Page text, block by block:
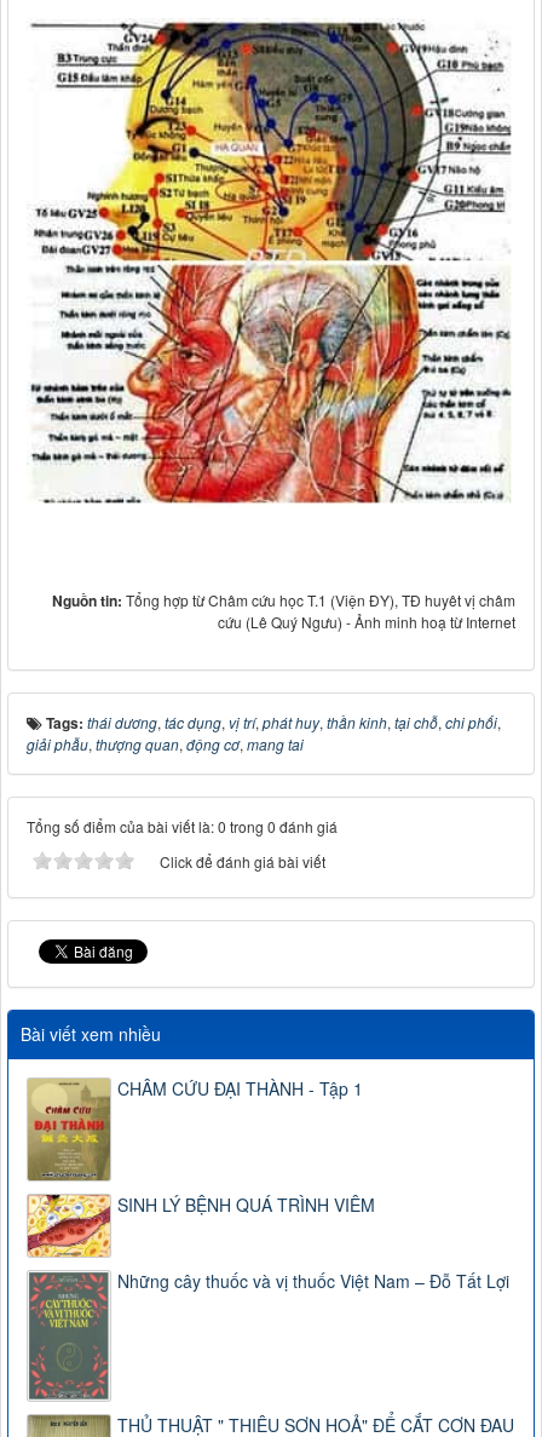
Nguồn tin: Tổng hợp từ Châm cứu học T.1 (Viện ĐY), TĐ huyêt vị châm
cứu (Lê Quý Ngưu) - Ảnh minh hoạ từ Internet
Tags: thái dương, tác dụng, vị trí, phát huy, thần kinh, tại chỗ, chi phối,
giải phẫu, thượng quan, động cơ, mang tai
Tổng số điểm của bài viết là: 0 trong 0 đánh giá
Click để đánh giá bài viết
Bài viết xem nhiều
CHÂM CỨU ĐẠI THÀNH - Tập 1
SINH LÝ BỆNH QUÁ TRÌNH VIÊM
Những cây thuốc và vị thuốc Việt Nam – Đỗ Tất Lợi
THỦ THUẬT " THIÊU SƠN HOẢ" ĐỂ CẮT CƠN ĐAU